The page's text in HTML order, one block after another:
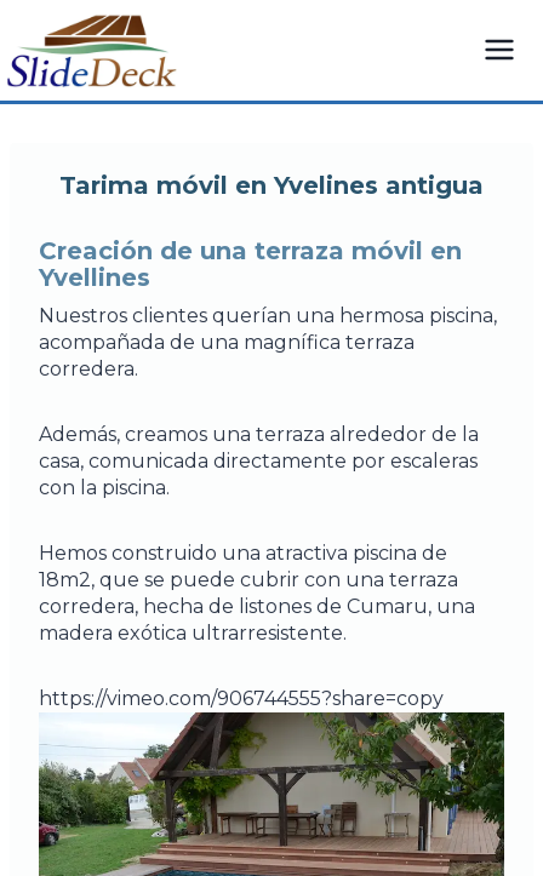
Contenido
Tarima móvil en Yvelines antigua
Creación de una terraza móvil en
Yvellines
Nuestros clientes querían una hermosa piscina,
acompañada de una magnífica terraza
corredera.
Además, creamos una terraza alrededor de la
casa, comunicada directamente por escaleras
con la piscina.
Hemos construido una atractiva piscina de
18m2, que se puede cubrir con una terraza
corredera, hecha de listones de Cumaru, una
madera exótica ultrarresistente.
https://vimeo.com/906744555?share=copy